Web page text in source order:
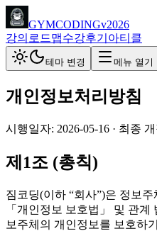
GYMCODINGv2026
강의 로드맵수강후기 아티클
테마 변경 메뉴 열기
개인정보처리방침
시행일자: 2026-05-16 · 최종
제1조 (총칙)
짐코딩(이하 “회사”)은 정보
「개인정보 보호법」 및 관
보주체의 개인정보를 보호하